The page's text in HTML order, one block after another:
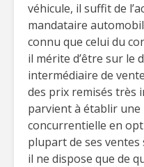
véhicule, il suffit de
mandataire
connu que celui du
il mérite d’être sur le
intermédiaire de
des prix remisés très
parvient à établir
concurrentielle en
plupart de ses
il ne dispose que de